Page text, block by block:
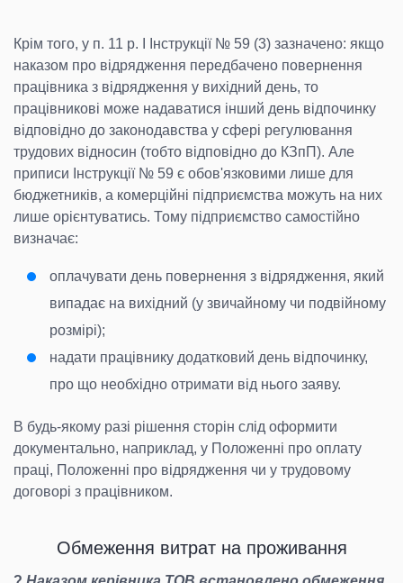
Крім того, у п. 11 р. I Інструкції № 59 (3) зазначено: якщо
наказом про відрядження передбачено повернення
працівника з відрядження у вихідний день, то
працівникові може надаватися інший день відпочинку
відповідно до законодавства у сфері регулювання
трудових відносин (тобто відповідно до КЗпП). Але
приписи Інструкції № 59 є обов'язковими лише для
бюджетників, а комерційні підприємства можуть на них
лише орієнтуватись. Тому підприємство самостійно
визначає:
оплачувати день повернення з відрядження, який
випадає на вихідний (у звичайному чи подвійному
розмірі);
надати працівнику додатковий день відпочинку,
про що необхідно отримати від нього заяву.
В будь-якому разі рішення сторін слід оформити
документально, наприклад, у Положенні про оплату
праці, Положенні про відрядження чи у трудовому
договорі з працівником.
Обмеження витрат на проживання